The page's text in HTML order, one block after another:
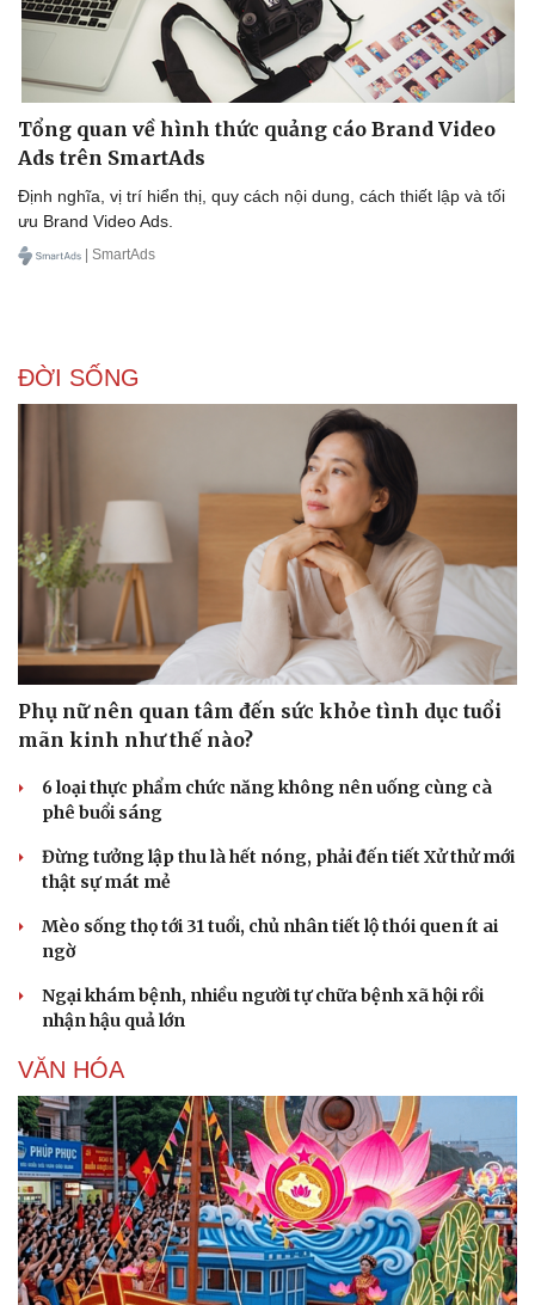
Doanh nghiệp
Thông tin doanh nghiệp
Doanh nghiệp 24h
Vì cộng đồng
Sành điệu
Chuyển đổi số
Tổng quan về hình thức quảng cáo Brand Video
Ads trên SmartAds
Định nghĩa, vị trí hiển thị, quy cách nội dung, cách thiết lập và tối
ưu Brand Video Ads.
| SmartAds
ĐỜI SỐNG
Phụ nữ nên quan tâm đến sức khỏe tình dục tuổi
mãn kinh như thế nào?
6 loại thực phẩm chức năng không nên uống cùng cà
phê buổi sáng
Đừng tưởng lập thu là hết nóng, phải đến tiết Xử thử mới
thật sự mát mẻ
Mèo sống thọ tới 31 tuổi, chủ nhân tiết lộ thói quen ít ai
ngờ
Ngại khám bệnh, nhiều người tự chữa bệnh xã hội rồi
nhận hậu quả lớn
VĂN HÓA